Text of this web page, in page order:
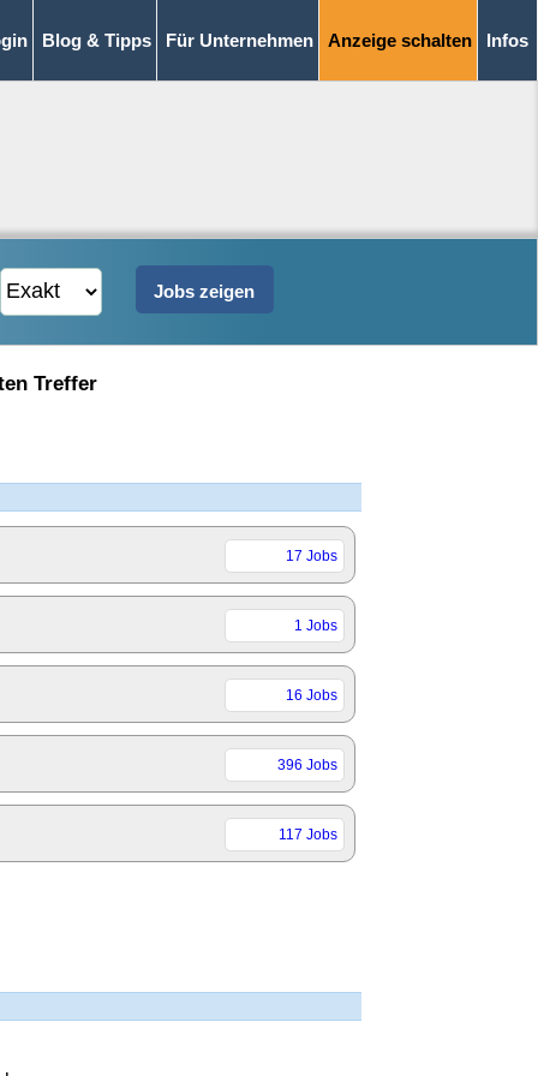
Blog & Tipps Für Unternehmen Anzeige schalten Infos
Treffer
17 Jobs
1 Jobs
16 Jobs
396 Jobs
117 Jobs